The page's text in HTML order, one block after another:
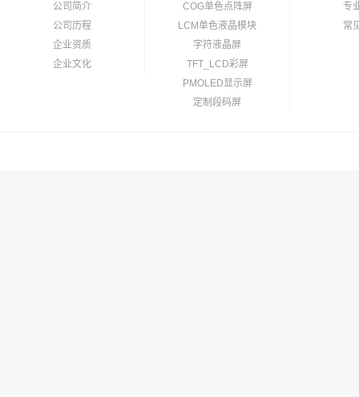
公司简介
公司历程
企业资质
企业文化
COG单色点阵屏
LCM单色液晶模块
字符液晶屏
TFT_LCD彩屏
PMOLED显示屏
定制段码屏
专
常